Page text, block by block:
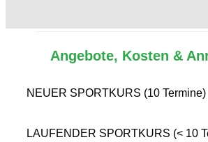
Angebote, Kosten &
NEUER SPORTKURS (10 Termine)
LAUFENDER SPORTKURS (< 10